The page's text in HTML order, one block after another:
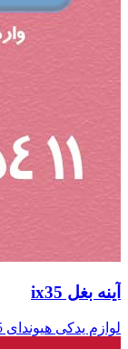
آینه بغل ix35
لوازم یدکی هیوندای ix35